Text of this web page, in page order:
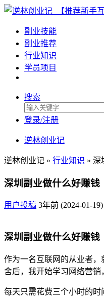
副业技能
副业推荐
行业知识
学员项目
搜索
登录/注册
逆林创业记
逆林创业记 » 行业知识 » 深
深圳副业做什么好赚钱
用户投稿 3年前 (2024-01-19)
深圳副业做什么好赚钱
作为一名互联网的从业者
舍后，我开始学习网络营销
每天只需花费三个小时的